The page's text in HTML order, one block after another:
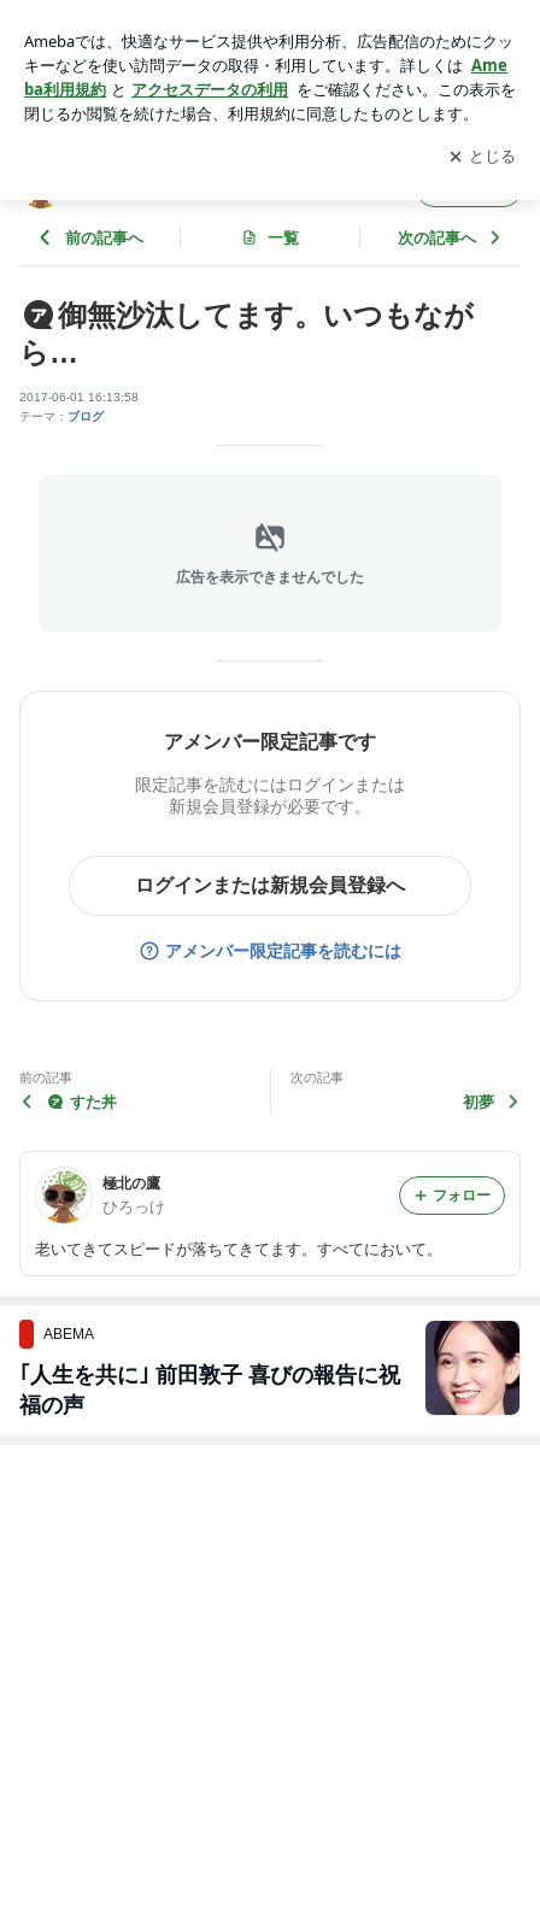
アプリをダウンロードして ブログの更新通知
を受け取りまし
ょう。
開く
前の記事へ 一覧 次の記事へ
御無沙汰してます。いつもなが
ら…
2017-06-01 16:13:58
テーマ： ブログ
広告を表示できませんでした
アメンバー限定記事です
限定記事を読むにはログインまたは
新規会員登録が必要です。
ログインまたは新規会員登録へ
アメンバー限定記事を読むには
前の記事
すた丼
次の記事
初夢
極北の鷹
ひろっけ
老いてきてスピードが落ちてきてます。すべてにおいて。
フォロー
ABEMA
｢人生を共に｣ 前田敦子 喜びの報告に祝
福の声